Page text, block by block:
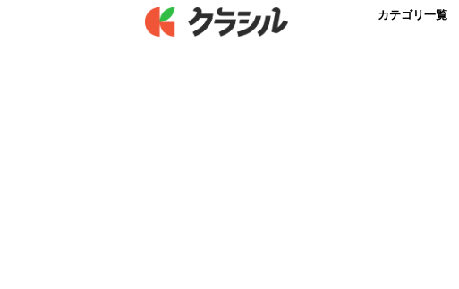
カテゴリ一覧